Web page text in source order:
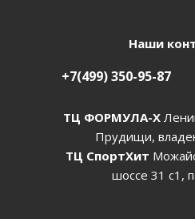
Наши
+7(499) 350-95-87
ТЦ ФОРМУЛА-Х
Прудищи,
ТЦ СпортХит
шоссе 31 с1,